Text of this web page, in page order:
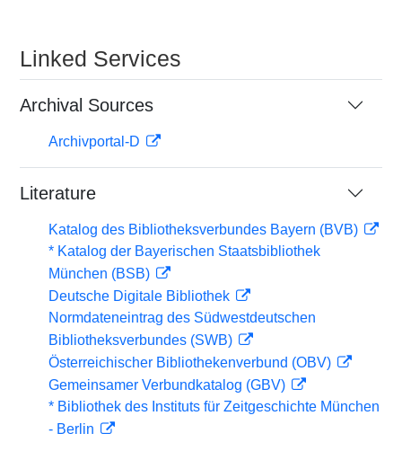
Linked Services
Archival Sources
Archivportal-D
Literature
Katalog des Bibliotheksverbundes Bayern (BVB)
* Katalog der Bayerischen Staatsbibliothek
München (BSB)
Deutsche Digitale Bibliothek
Normdateneintrag des Südwestdeutschen
Bibliotheksverbundes (SWB)
Österreichischer Bibliothekenverbund (OBV)
Gemeinsamer Verbundkatalog (GBV)
* Bibliothek des Instituts für Zeitgeschichte München
- Berlin